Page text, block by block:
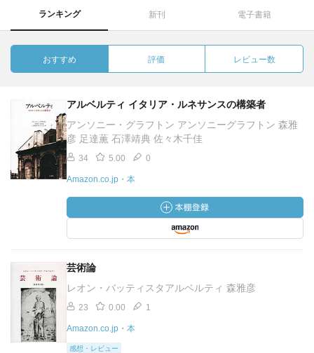
ランキング 新刊 電子書籍
おすすめ 評価 レビュー数
アルベルティ イタリア・ルネサンスの構築者
アンソニー・グラフトン アンソニーグラフトン 森雅
彦 足達薫 石澤靖典 佐々木千佳
34 5.00 0
Amazon.co.jp・本
芸術論
レオン・バッティスタアルベルティ 森雅彦
23 0.00 1
Amazon.co.jp・本
感想・レビュー